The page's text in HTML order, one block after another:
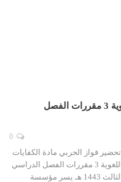
تحضير فواز الحربي مادة الكفايات اللغوية 3 مقررات الفصل
تحضير فواز الحربي مادة الكفايات
اللغوية 3 مقررات الفصل الدراسي
الثالث 1443 هـ يسر مؤسسة